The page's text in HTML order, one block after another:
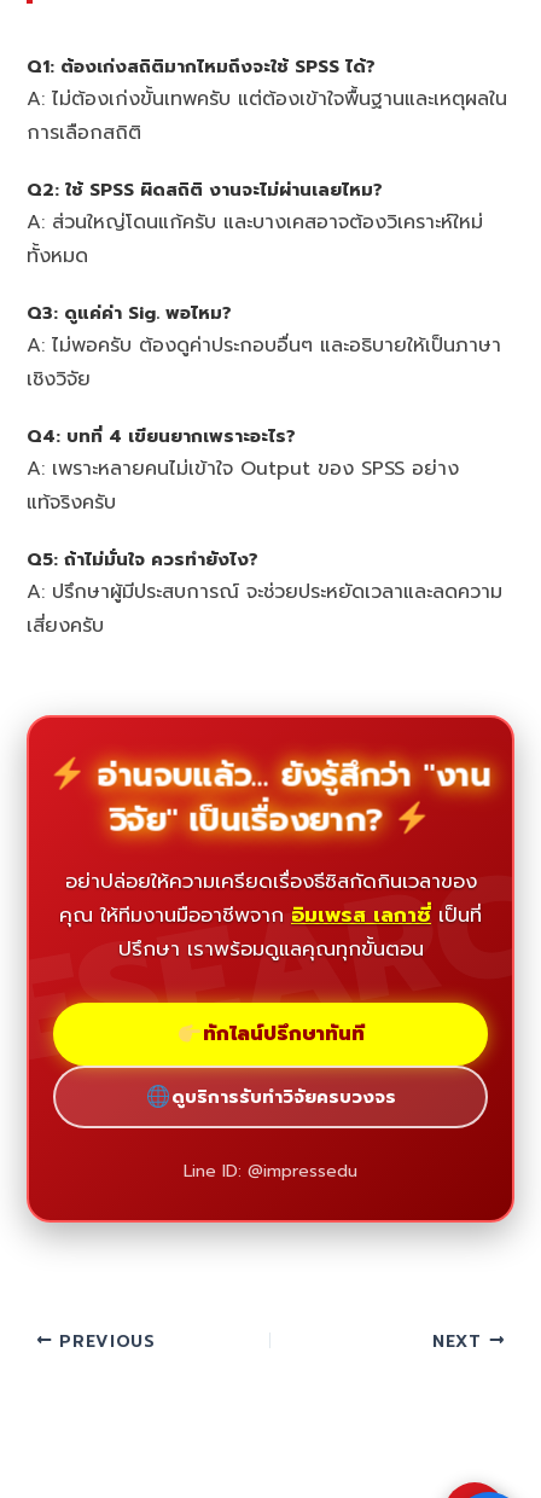
Q1: ต้องเก่งสถิติมากไหมถึงจะใช้ SPSS ได้?
A: ไม่ต้องเก่งขั้นเทพครับ แต่ต้องเข้าใจพื้นฐานและเหตุผลใน
การเลือกสถิติ
Q2: ใช้ SPSS ผิดสถิติ งานจะไม่ผ่านเลยไหม?
A: ส่วนใหญ่โดนแก้ครับ และบางเคสอาจต้องวิเคราะห์ใหม่
ทั้งหมด
Q3: ดูแค่ค่า Sig. พอไหม?
A: ไม่พอครับ ต้องดูค่าประกอบอื่นๆ และอธิบายให้เป็นภาษา
เชิงวิจัย
Q4: บทที่ 4 เขียนยากเพราะอะไร?
A: เพราะหลายคนไม่เข้าใจ Output ของ SPSS อย่าง
แท้จริงครับ
Q5: ถ้าไม่มั่นใจ ควรทำยังไง?
A: ปรึกษาผู้มีประสบการณ์ จะช่วยประหยัดเวลาและลดความ
เสี่ยงครับ
อ่านจบแล้ว... ยังรู้สึกว่า "งาน
วิจัย" เป็นเรื่องยาก?
อย่าปล่อยให้ความเครียดเรื่องธีซิสกัดกินเวลาของ
คุณ ให้ทีมงานมืออาชีพจาก อิมเพรส เลกาซี่ เป็นที่
ปรึกษา เราพร้อมดูแลคุณทุกขั้นตอน
ทักไลน์ปรึกษาทันที
ดูบริการรับทำวิจัยครบวงจร
Line ID: @impressedu
PREVIOUS NEXT